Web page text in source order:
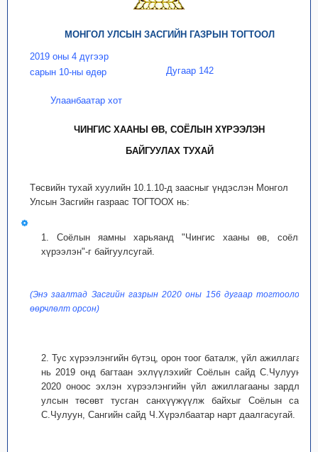
МОНГОЛ УЛСЫН ЗАСГИЙН ГАЗРЫН ТОГТООЛ
2019 оны 4 дүгээр
сарын 10-ны өдөр
Дугаар 142
Улаанбаатар хот
ЧИНГИС ХААНЫ ӨВ, СОЁЛЫН ХҮРЭЭЛЭН
БАЙГУУЛАХ ТУХАЙ
Төсвийн тухай хуулийн 10.1.10-д заасныг үндэслэн Монгол
Улсын Засгийн газраас ТОГТООХ нь:
1. Соёлын яамны харьяанд "Чингис хааны өв, соёлын
хүрээлэн"-г байгуулсугай.
(Энэ заалтад Засгийн газрын 2020 оны 156 дугаар тогтоолоор
өөрчлөлт орсон)
2. Тус хүрээлэнгийн бүтэц, орон тоог баталж, үйл ажиллагааг
нь 2019 онд багтаан эхлүүлэхийг Соёлын сайд С.Чулуунд,
2020 оноос эхлэн хүрээлэнгийн үйл ажиллагааны зардлыг
улсын төсөвт тусган санхүүжүүлж байхыг Соёлын сайд
С.Чулуун, Сангийн сайд Ч.Хүрэлбаатар нарт даалгасугай.